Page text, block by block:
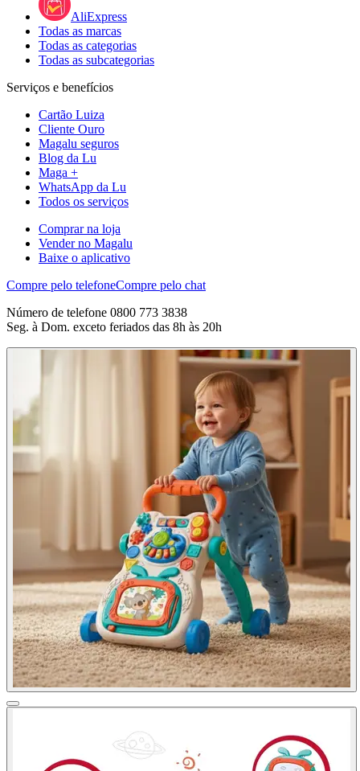
AliExpress
Todas as marcas
Todas as categorias
Todas as subcategorias
Serviços e benefícios
Cartão Luiza
Cliente Ouro
Magalu seguros
Blog da Lu
Maga +
WhatsApp da Lu
Todos os serviços
Comprar na loja
Vender no Magalu
Baixe o aplicativo
Compre pelo telefoneCompre pelo chat
Número de telefone 0800 773 3838
Seg. à Dom. exceto feriados das 8h às 20h